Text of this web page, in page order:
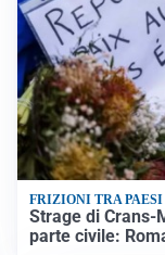
FRIZIONI TRA PAESI
Strage di Crans-
parte civile: